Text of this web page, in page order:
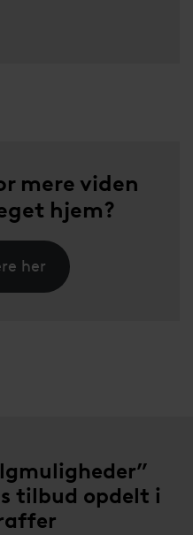
mere viden
hjem?
her
tilbud opdelt i